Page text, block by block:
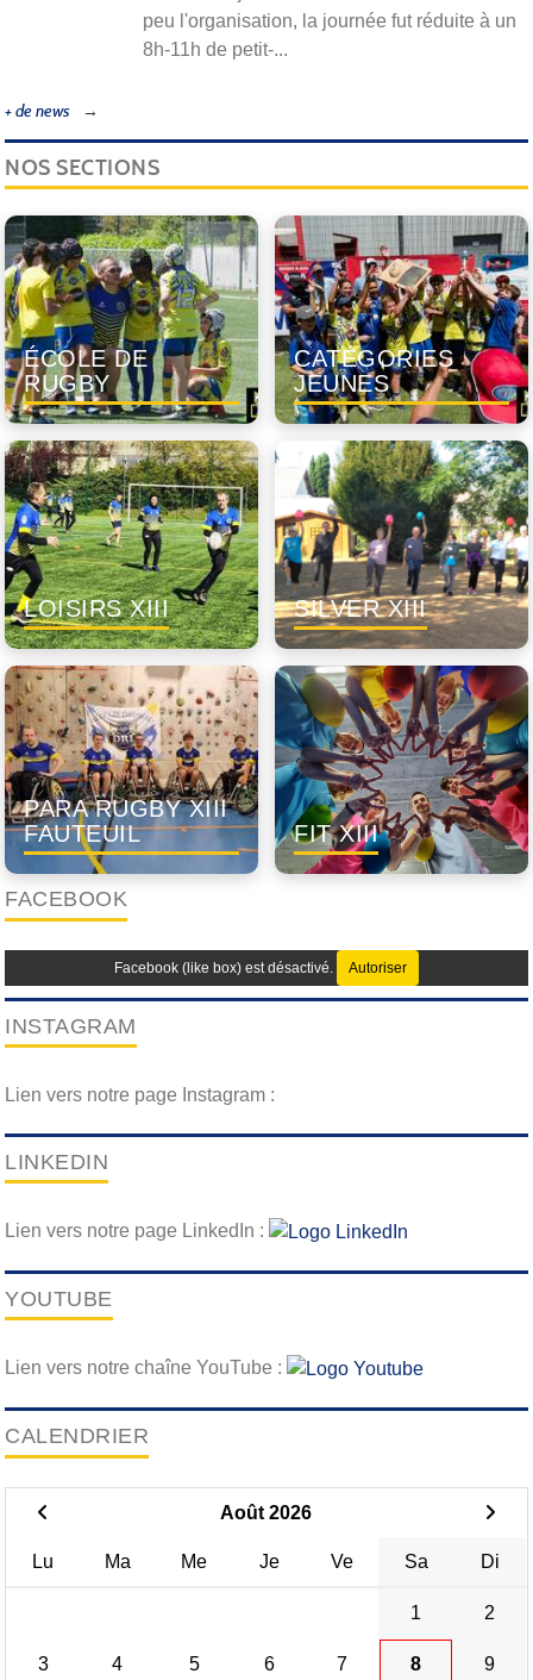
peu l'organisation, la journée fut réduite à un
8h-11h de petit-...
+ de news
NOS SECTIONS
ÉCOLE DE
RUGBY
CATÉGORIES
JEUNES
LOISIRS XIII SILVER XIII
PARA RUGBY XIII
FAUTEUIL
FIT XIII
FACEBOOK
Facebook (like box) est désactivé. Autoriser
INSTAGRAM
Lien vers notre page Instagram :
LINKEDIN
Lien vers notre page LinkedIn :
YOUTUBE
Lien vers notre chaîne YouTube :
CALENDRIER
Août 2026
Lu Ma Me Je Ve Sa Di
1 2
3 4 5 6 7 8 9